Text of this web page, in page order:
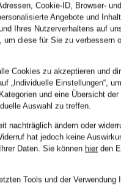
RALPH
Custom
Fit
145,99
Cookie-ID, Browser-
Angebote und
Ihres Nutzerverhaltens auf
diese für Sie zu verbessern
Cookies zu akzeptieren und
„Individuelle Einstellungen“,
und eine Übersicht
Auswahl zu treffen.
nachträglich ändern oder
hat jedoch keine
Daten. Sie können hier den
Tools und der Verwendung